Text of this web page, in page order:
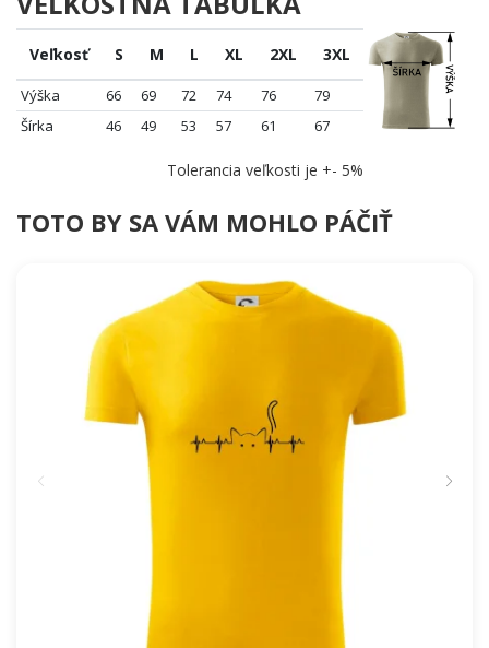
úsmev aj u tých najväčších skeptikov
Toto nie je len motív – je to malá čarodejnícka revolúcia. Pridaj ho
do košíka a nechaj kúzlo prehovoriť za teba! 🌟
Veľkosť S M L XL 2XL 3XL
Výška 66 69 72 74 76
79
Šírka
46 49 53 57 61 67
Tolerancia veľkosti je +- 5%
TOTO BY SA VÁM MOHLO PÁČIŤ